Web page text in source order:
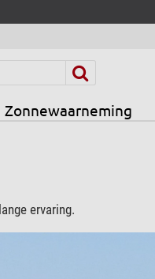
Zonnewaarneming
ervaring.